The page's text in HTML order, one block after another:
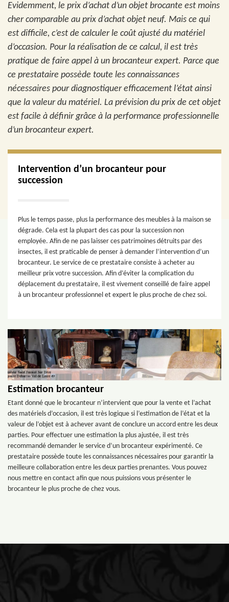
Evidemment, le prix d’achat d’un objet brocante est moins
cher comparable au prix d’achat objet neuf. Mais ce qui
est difficile, c’est de calculer le coût ajusté du matériel
d’occasion. Pour la réalisation de ce calcul, il est très
pratique de faire appel à un brocanteur expert. Parce que
ce prestataire possède toute les connaissances
nécessaires pour diagnostiquer efficacement l’état ainsi
que la valeur du matériel. La prévision du prix de cet objet
est facile à définir grâce à la performance professionnelle
d’un brocanteur expert.
Intervention d’un brocanteur pour
succession
Plus le temps passe, plus la performance des meubles à la maison se
dégrade. Cela est la plupart des cas pour la succession non
employée. Afin de ne pas laisser ces patrimoines détruits par des
insectes, il est praticable de penser à demander l’intervention d’un
brocanteur. Le service de ce prestataire consiste à acheter au
meilleur prix votre succession. Afin d’éviter la complication du
déplacement du prestataire, il est vivement conseillé de faire appel
à un brocanteur professionnel et expert le plus proche de chez soi.
Estimation brocanteur
Etant donné que le brocanteur n’intervient que pour la vente et l’achat
des matériels d’occasion, il est très logique si l’estimation de l’état et la
valeur de l’objet est à achever avant de conclure un accord entre les deux
parties. Pour effectuer une estimation la plus ajustée, il est très
recommandé demander le service d’un brocanteur expérimenté. Ce
prestataire possède toute les connaissances nécessaires pour garantir la
meilleure collaboration entre les deux parties prenantes. Vous pouvez
nous mettre en contact afin que nous puissions vous présenter le
brocanteur le plus proche de chez vous.